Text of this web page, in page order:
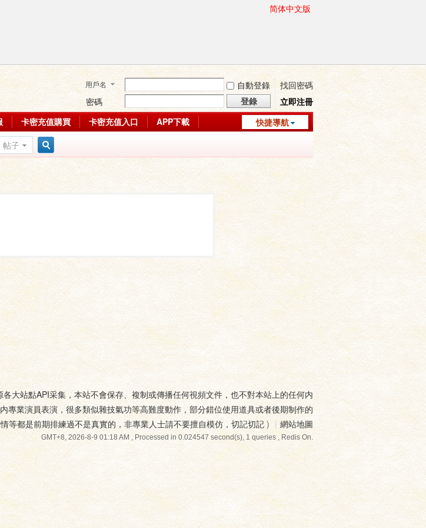
简体中文版
用戶名 自動登錄
找回密碼
密碼
登錄
立即注冊
快捷導航
卡密充值購買 卡密充值入口
APP下載
帖子
大站點API采集，本站不會保存、複制或傳播任何視頻文件，也不對本站上的任何内
業演員表演，很多類似雜技氣功等高難度動作，部分錯位使用道具或者後期制作的
等都是前期排練過不是真實的，非專業人士請不要擅自模仿，切記切記 ) | 網站地圖
GMT+8, 2026-8-9 01:18 AM, Processed in 0.024547 second(s), 1 queries , Redis On.